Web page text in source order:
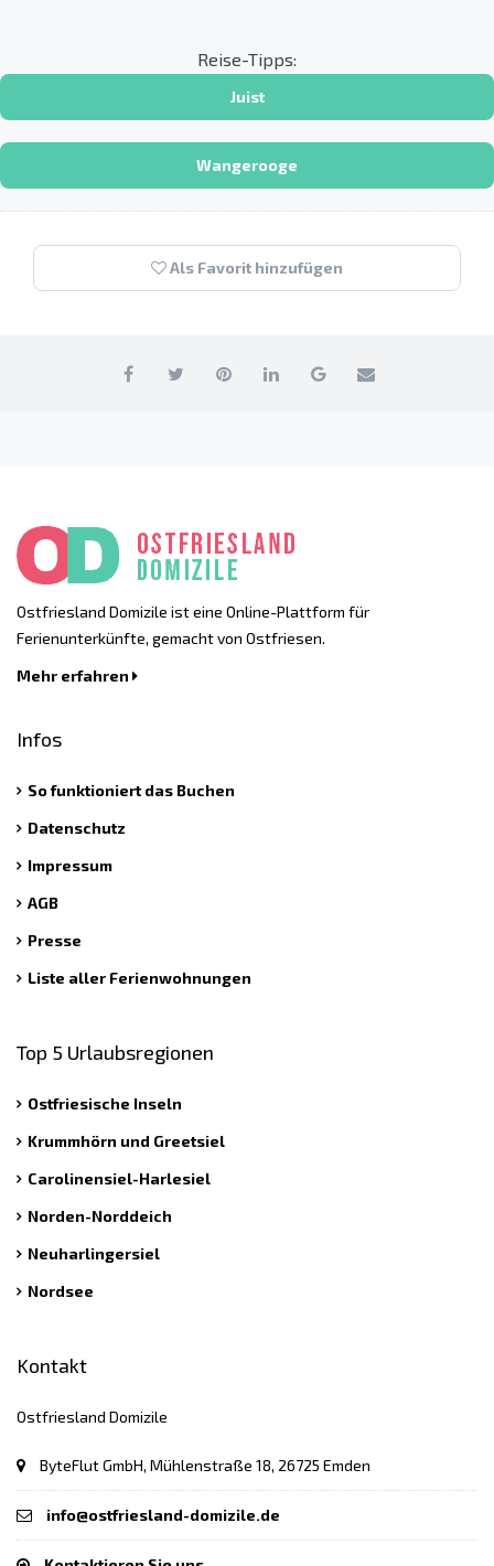
Reise-Tipps:
Juist
Wangerooge
Als Favorit hinzufügen
Ostfriesland Domizile ist eine Online-Plattform für
Ferienunterkünfte, gemacht von Ostfriesen.
Mehr erfahren
Infos
So funktioniert das Buchen
Datenschutz
Impressum
AGB
Presse
Liste aller Ferienwohnungen
Top 5 Urlaubsregionen
Ostfriesische Inseln
Krummhörn und Greetsiel
Carolinensiel-Harlesiel
Norden-Norddeich
Neuharlingersiel
Nordsee
Kontakt
Ostfriesland Domizile
ByteFlut GmbH, Mühlenstraße 18, 26725 Emden
info@ostfriesland-domizile.de